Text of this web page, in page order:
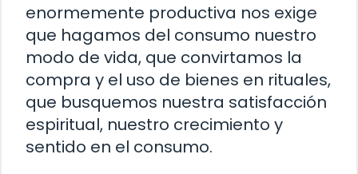
enormemente productiva nos exige
que hagamos del consumo nuestro
modo de vida, que convirtamos la
compra y el uso de bienes en rituales,
que busquemos nuestra satisfacción
espiritual, nuestro crecimiento y
sentido en el consumo.